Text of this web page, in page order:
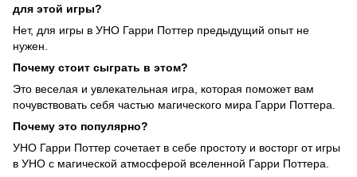
для этой игры?
Нет, для игры в УНО Гарри Поттер предыдущий опыт не
нужен.
Почему стоит сыграть в этом?
Это веселая и увлекательная игра, которая поможет вам
почувствовать себя частью магического мира Гарри Поттера.
Почему это популярно?
УНО Гарри Поттер сочетает в себе простоту и восторг от игры
в УНО с магической атмосферой вселенной Гарри Поттера.